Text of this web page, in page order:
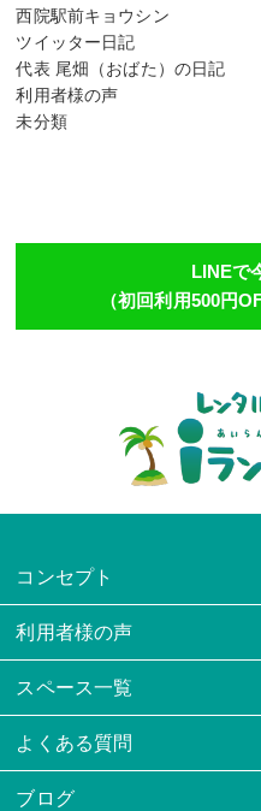
西院駅前キョウシン
ツイッター日記
代表 尾畑（おばた）の日記
利用者様の声
未分類
LINEで
（初回利用500円
コンセプト
利用者様の声
スペース一覧
よくある質問
ブログ